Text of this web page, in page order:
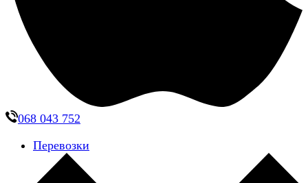
068 043 752
Перевозки